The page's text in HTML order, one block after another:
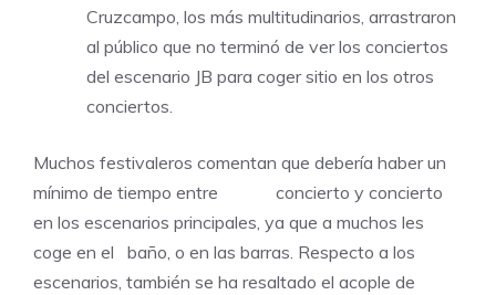
Cruzcampo, los más multitudinarios, arrastraron
al público que no terminó de ver los conciertos
del escenario JB para coger sitio en los otros
conciertos.
Muchos festivaleros comentan que debería haber un
mínimo de tiempo entre concierto y concierto
en los escenarios principales, ya que a muchos les
coge en el baño, o en las barras. Respecto a los
escenarios, también se ha resaltado el acople de